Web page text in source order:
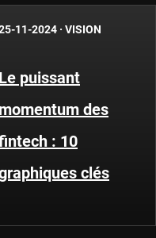
11-2024 · VISION
Le puissant
momentum des
: 10
clés